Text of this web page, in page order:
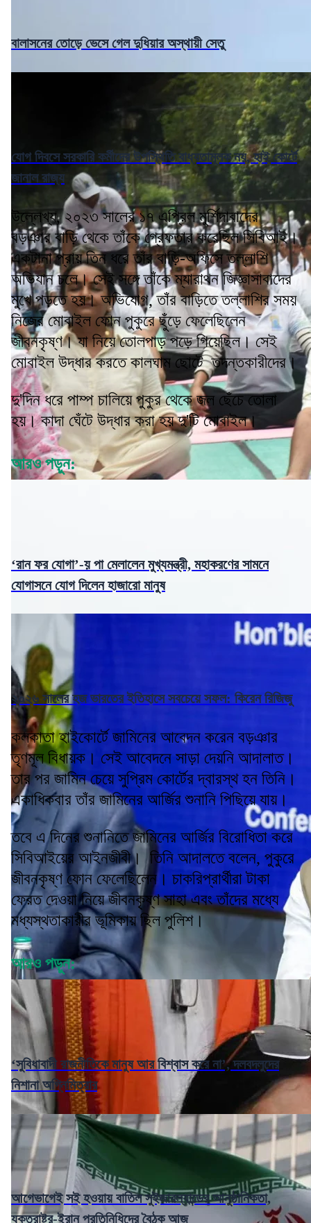
বালাসনের তোড়ে ভেসে গেল দুধিয়ার অস্থায়ী সেতু
যোগ দিবসে সরকারি কর্মীদের উপস্থিতি বাধ্যতামূলক নয়, হাই কোর্টে
জানাল রাজ্য
উল্লেখ্য, ২০২৩ সালের ১৭ এপ্রিল মুর্শিদাবাদের
বড়ঞার বাড়ি থেকে তাঁকে গ্রেফতার করেছিল সিবিআই।
একটানা প্রায় তিন ধরে তাঁর বাড়ি-অফিসে তল্লাশি
অভিযান চলে। সেই সঙ্গে তাঁকে ম্যারাথন জিজ্ঞাসাবাদের
মুখে পড়তে হয়। অভিযোগ, তাঁর বাড়িতে তল্লাশির সময়
নিজের মোবাইল ফোন পুকুরে ছুঁড়ে ফেলেছিলেন
জীবনকৃষ্ণ। যা নিয়ে তোলপাড় পড়ে গিয়েছিল। সেই
মোবাইল উদ্ধার করতে কালঘাম ছোটে তদন্তকারীদের।
দু'দিন ধরে পাম্প চালিয়ে পুকুর থেকে জল ছেঁচে তোলা
হয়। কাদা ঘেঁটে উদ্ধার করা হয় দু'টি মোবাইল।
আরও পড়ুন:
‘রান ফর যোগা’-য় পা মেলালেন মুখ্যমন্ত্রী, মহাকরণের সামনে
যোগাসনে যোগ দিলেন হাজারো মানুষ
২০২৬ সালের হজ ভারতের ইতিহাসে সবচেয়ে সফল: কিরেন রিজিজু
কলকাতা হাইকোর্টে জামিনের আবেদন করেন বড়ঞার
তৃণমূল বিধায়ক। সেই আবেদনে সাড়া দেয়নি আদালাত।
তার পর জামিন চেয়ে সুপ্রিম কোর্টের দ্বারস্থ হন তিনি।
একাধিকবার তাঁর জামিনের আর্জির শুনানি পিছিয়ে যায়।
তবে এ দিনের শুনানিতে জামিনের আর্জির বিরোধিতা করে
সিবিআইয়ের আইনজীবী। তিনি আদালতে বলেন, পুকুরে
জীবনকৃষ্ণ ফোন ফেলেছিলেন। চাকরিপ্রার্থীরা টাকা
ফেরত দেওয়া নিয়ে জীবনকৃষ্ণ সাহা এবং তাঁদের মধ্যে
মধ্যস্থতাকারীর ভূমিকায় ছিল পুলিশ।
আরও পড়ুন:
‘সুবিধাবাদী রাজনীতিকে মানুষ আর বিশ্বাস করে না’, দলবদলুদের
নিশানা অগ্নিমিত্রার
আগেভাগেই সই হওয়ায় বাতিল সুইজারল্যান্ডের আনুষ্ঠানিকতা,
যুক্তরাষ্ট্র-ইরান প্রতিনিধিদের বৈঠক আজ